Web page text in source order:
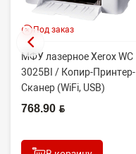
Под заказ
МФУ лазерное Xerox WC
3025BI / Копир-Принтер-
Сканер (WiFi, USB)
768.90 BYN